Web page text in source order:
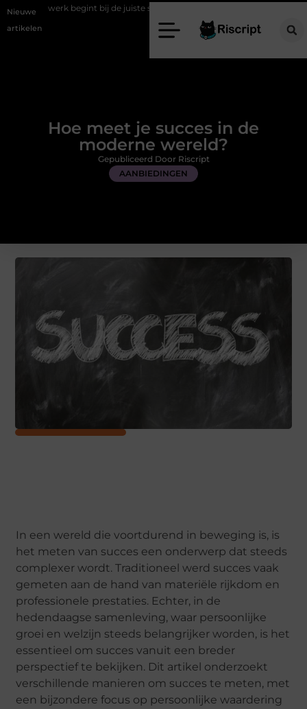
Nieuwe
artikelen
bij de juiste stretch werkbroek
Hoe meet je succes in de
moderne wereld?
AANBIEDINGEN
Gepubliceerd Door Riscript
In een wereld die voortdurend in beweging is, is
het meten van succes een onderwerp dat steeds
complexer wordt. Traditioneel werd succes vaak
gemeten aan de hand van materiële rijkdom en
professionele prestaties. Echter, in de
hedendaagse samenleving, waar persoonlijke
groei en welzijn steeds belangrijker worden, is het
essentieel om succes vanuit een breder
perspectief te bekijken. Dit artikel onderzoekt
verschillende manieren om succes te meten, met
een bijzondere focus op persoonlijke waardering